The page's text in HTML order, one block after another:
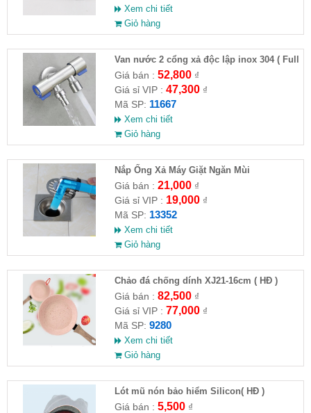
Xem chi tiết
Giỏ hàng
Van nước 2 cổng xả độc lập inox 304 ( Full
VAT )
Giá bán : 52,800₫
Giá sỉ VIP : 47,300₫
Mã SP: 11667
Xem chi tiết
Giỏ hàng
Nắp Ống Xả Máy Giặt Ngăn Mùi
Giá bán : 21,000₫
Giá sỉ VIP : 19,000₫
Mã SP: 13352
Xem chi tiết
Giỏ hàng
Chảo đá chống dính XJ21-16cm ( HĐ )
Giá bán : 82,500₫
Giá sỉ VIP : 77,000₫
Mã SP: 9280
Xem chi tiết
Giỏ hàng
Lót mũ nón bảo hiểm Silicon( HĐ )
Giá bán : 5,500₫